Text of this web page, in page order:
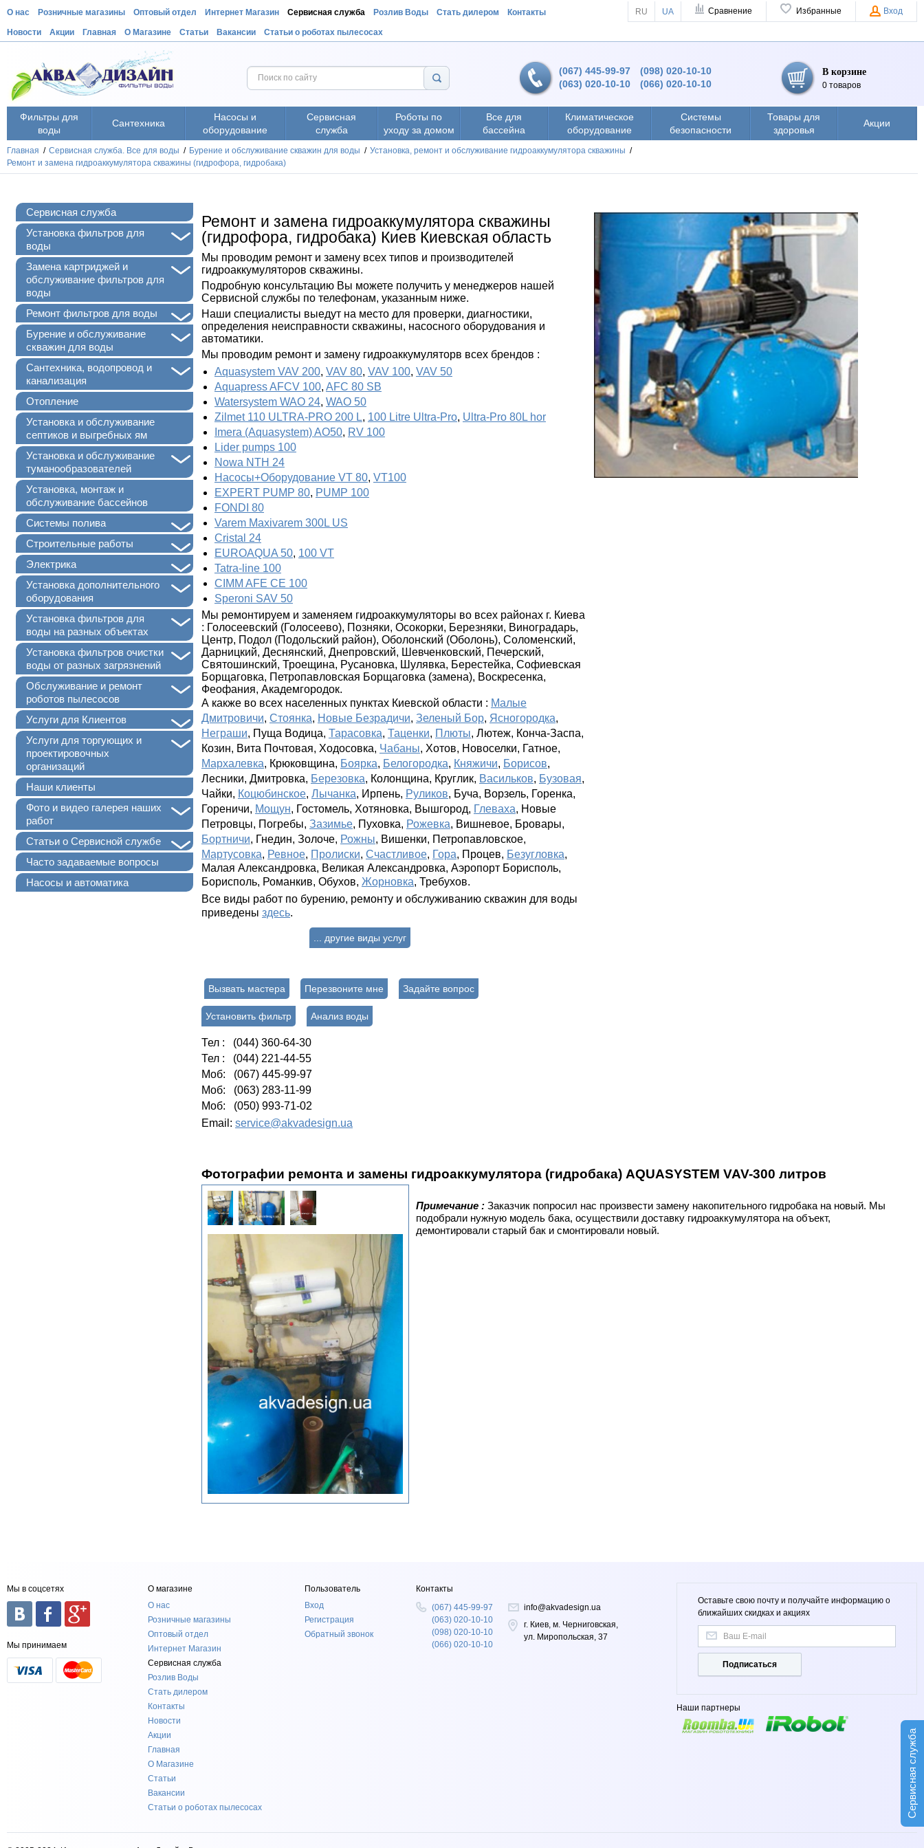
Сервисная служба
О нас Розничные магазины Оптовый отдел Интернет Магазин Сервисная служба Розлив Воды Стать дилером Контакты
Новости Акции Главная О Магазине Статьи Вакансии Статьи о роботах пылесосах
RU UA Сравнение Избранные Вход
(067) 445-99-97
(063) 020-10-10
(098) 020-10-10
(066) 020-10-10
В корзине
0 товаров
Фильтры для
воды
Сантехника
Насосы и
оборудование
Сервисная
служба
Роботы по
уходу за домом
Все для
бассейна
Климатическое
оборудование
Системы
безопасности
Товары для
здоровья
Акции
Главная / Сервисная служба. Все для воды / Бурение и обслуживание скважин для воды / Установка, ремонт и обслуживание гидроаккумулятора скважины /
Ремонт и замена гидроаккумулятора скважины (гидрофора, гидробака)
Сервисная служба
+
Установка фильтров для
воды
Замена картриджей и
обслуживание фильтров для
воды
+
Ремонт фильтров для воды
+
Бурение и обслуживание
скважин для воды
+
Сантехника, водопровод и
канализация
Отопление
Установка и обслуживание
септиков и выгребных ям
+
Установка и обслуживание
туманообразователей
Установка, монтаж и
обслуживание бассейнов
Системы полива
Строительные работы
Электрика
+
Установка дополнительного
оборудования
+
Установка фильтров для
воды на разных объектах
+
Установка фильтров очистки
воды от разных загрязнений
+
Обслуживание и ремонт
роботов пылесосов
Услуги для Клиентов
+
Услуги для торгующих и
проектировочных
организаций
Наши клиенты
+
Фото и видео галерея наших
работ
+
Статьи о Сервисной службе
Часто задаваемые вопросы
Насосы и автоматика
Ремонт и замена гидроаккумулятора скважины
(гидрофора, гидробака) Киев Киевская область
Мы проводим ремонт и замену всех типов и производителей
гидроаккумуляторов скважины.
Подробную консультацию Вы можете получить у менеджеров нашей
Сервисной службы по телефонам, указанным ниже.
Наши специалисты выедут на место для проверки, диагностики,
определения неисправности скважины, насосного оборудования и
автоматики.
Мы проводим ремонт и замену гидроаккумуляторв всех брендов :
Aquasystem VAV 200, VAV 80, VAV 100, VAV 50
Aquapress AFCV 100, AFC 80 SB
Watersystem WAO 24, WAO 50
Zilmet 110 ULTRA-PRO 200 L, 100 Litre Ultra-Pro, Ultra-Pro 80L hor
Imera (Aquasystem) AO50, RV 100
Lider pumps 100
Nowa NTH 24
Насосы+Оборудование VT 80, VT100
EXPERT PUMP 80, PUMP 100
FONDI 80
Varem Maxivarem 300L US
Cristal 24
EUROAQUA 50, 100 VT
Tatra-line 100
CIMM AFE CE 100
Speroni SAV 50
Мы ремонтируем и заменяем гидроаккумуляторы во всех районах г. Киева
: Голосеевский (Голосеево), Позняки, Осокорки, Березняки, Виноградарь,
Центр, Подол (Подольский район), Оболонский (Оболонь), Соломенский,
Дарницкий, Деснянский, Днепровский, Шевченковский, Печерский,
Святошинский, Троещина, Русановка, Шулявка, Берестейка, Софиевская
Борщаговка, Петропавловская Борщаговка (замена), Воскресенка,
Феофания, Академгородок.
А какже во всех населенных пунктах Киевской области : Малые
Дмитровичи, Стоянка, Новые Безрадичи, Зеленый Бор, Ясногородка,
Неграши, Пуща Водица, Тарасовка, Таценки, Плюты, Лютеж, Конча-Заспа,
Козин, Вита Почтовая, Ходосовка, Чабаны, Хотов, Новоселки, Гатное,
Мархалевка, Крюковщина, Боярка, Белогородка, Княжичи, Борисов,
Лесники, Дмитровка, Березовка, Колонщина, Круглик, Васильков, Бузовая,
Чайки, Коцюбинское, Лычанка, Ирпень, Руликов, Буча, Ворзель, Горенка,
Гореничи, Мощун, Гостомель, Хотяновка, Вышгород, Глеваха, Новые
Петровцы, Погребы, Зазимье, Пуховка, Рожевка, Вишневое, Бровары,
Бортничи, Гнедин, Золоче, Рожны, Вишенки, Петропавловское,
Мартусовка, Ревное, Пролиски, Счастливое, Гора, Процев, Безугловка,
Малая Александровка, Великая Александровка, Аэропорт Борисполь,
Борисполь, Романкив, Обухов, Жорновка, Требухов.
Все виды работ по бурению, ремонту и обслуживанию скважин для воды
приведены здесь.
... другие виды услуг
Вызвать мастера Перезвоните мне Задайте вопрос
Установить фильтр Анализ воды
Тел : (044) 360-64-30
Тел : (044) 221-44-55
Моб: (067) 445-99-97
Моб: (063) 283-11-99
Моб: (050) 993-71-02
Email: service@akvadesign.ua
Фотографии ремонта и замены гидроаккумулятора (гидробака) AQUASYSTEM VAV-300 литров
Примечание : Заказчик попросил нас произвести замену накопительного гидробака на новый. Мы
подобрали нужную модель бака, осуществили доставку гидроаккумулятора на объект,
демонтировали старый бак и смонтировали новый.
Мы в соцсетях
Мы принимаем
О магазине
О нас
Розничные магазины
Оптовый отдел
Интернет Магазин
Сервисная служба
Розлив Воды
Стать дилером
Контакты
Новости
Акции
Главная
О Магазине
Статьи
Вакансии
Статьи о роботах пылесосах
Пользователь
Вход
Регистрация
Обратный звонок
Контакты
(067) 445-99-97
(063) 020-10-10
(098) 020-10-10
(066) 020-10-10
info@akvadesign.ua
г. Киев, м. Черниговская,
ул. Миропольская, 37
Оставьте свою почту и получайте информацию о
ближайших скидках и акциях
Подписаться
Наши партнеры